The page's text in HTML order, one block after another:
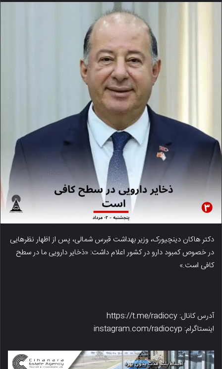
دکتر هاکان دینچیورک، وزیر بهداشت قبرس شمالی، پس از اظهار نظرهایی
در خصوص کمبود دارو در کشور اعلام داشت: «ذخایر دارویی ما در سطح
کافی است.»
آدرس کانال: https://t.me/radiocy
اینستاگرام: instagram.com/radiocyp